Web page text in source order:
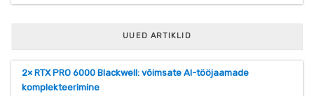
UUED ARTIKLID
2× RTX PRO 6000 Blackwell: võimsate AI-tööjaamade
komplekteerimine